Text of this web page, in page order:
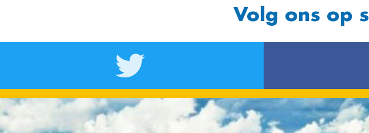
Volg ons op